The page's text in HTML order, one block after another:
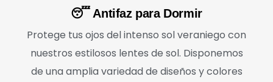
😴 Antifaz para Dormir
Protege tus ojos del intenso sol veraniego con
nuestros estilosos lentes de sol. Disponemos
de una amplia variedad de diseños y colores